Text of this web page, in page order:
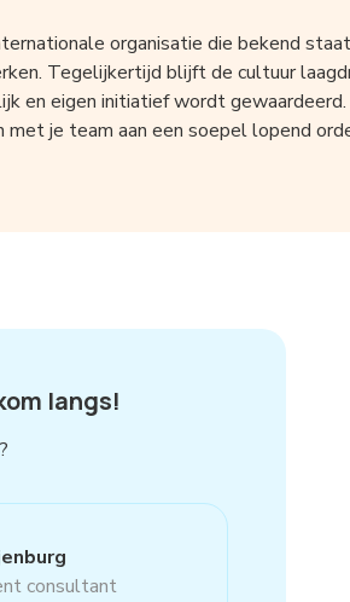
organisatie die bekend
Tegelijkertijd blijft de cultuur
en eigen initiatief wordt
met je team aan een soepel lopend
langs!
consultant